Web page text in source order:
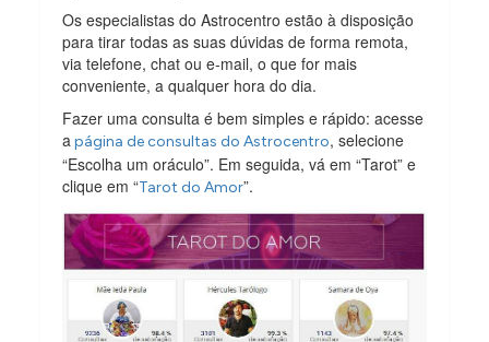
Os especialistas do Astrocentro estão à disposição
para tirar todas as suas dúvidas de forma remota,
via telefone, chat ou e-mail, o que for mais
conveniente, a qualquer hora do dia.
Fazer uma consulta é bem simples e rápido: acesse
apágina de consultas do Astrocentro, selecione
“Escolha um oráculo”. Em seguida, vá em “Tarot” e
clique em “Tarot do Amor”.